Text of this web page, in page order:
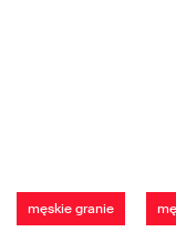
męskie granie